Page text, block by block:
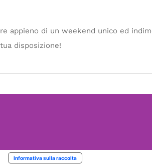
appieno di un weekend unico ed
disposizione!
Informativa sulla raccolta